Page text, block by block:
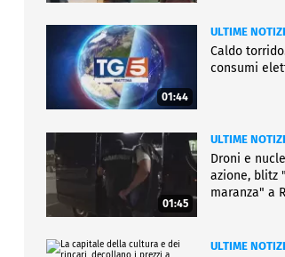
01:44
ULTIME
Caldo
consumi
01:45
ULTIME
Droni e
azione, blitz
maranza" a
ULTIME